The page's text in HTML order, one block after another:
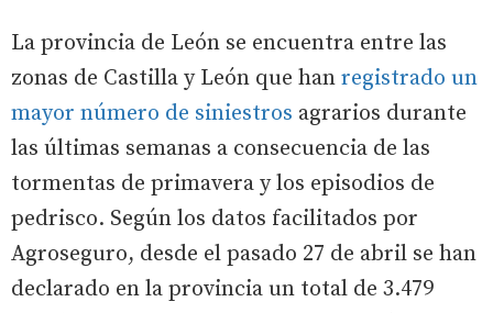
La provincia de León se encuentra entre las
zonas de Castilla y León que han registrado un
mayor número de siniestros agrarios durante
las últimas semanas a consecuencia de las
tormentas de primavera y los episodios de
pedrisco. Según los datos facilitados por
Agroseguro, desde el pasado 27 de abril se han
declarado en la provincia un total de 3.479